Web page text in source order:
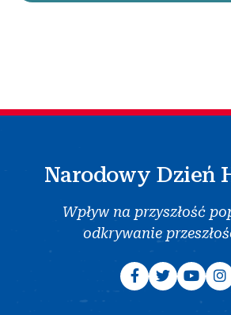
Narodowy Dzień
Wpływ na przyszłość
odkrywanie